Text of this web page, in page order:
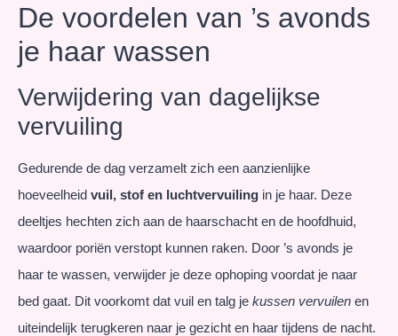
De voordelen van ’s avonds
je haar wassen
Verwijdering van dagelijkse
vervuiling
Gedurende de dag verzamelt zich een aanzienlijke
hoeveelheid vuil, stof en luchtvervuiling in je haar. Deze
deeltjes hechten zich aan de haarschacht en de hoofdhuid,
waardoor poriën verstopt kunnen raken. Door ’s avonds je
haar te wassen, verwijder je deze ophoping voordat je naar
bed gaat. Dit voorkomt dat vuil en talg je kussen vervuilen en
uiteindelijk terugkeren naar je gezicht en haar tijdens de nacht.